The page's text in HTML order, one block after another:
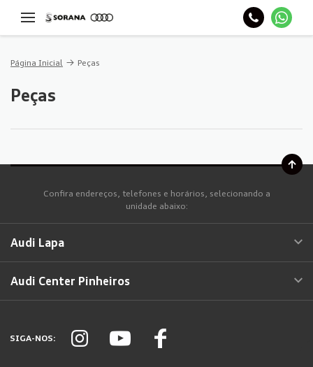
Página Inicial Peças
Peças
Confira endereços, telefones e horários, selecionando a
unidade abaixo:
Audi Lapa
Audi Center Pinheiros
SIGA-NOS: